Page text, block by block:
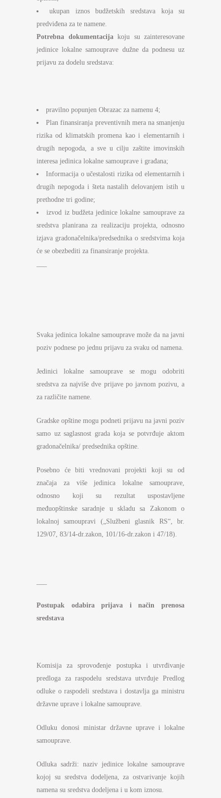
ukupan iznos budžetskih sredstava koja su
predviđena za te namene.
Potrebna dokumentacijakoju su zainteresovane
jedinice lokalne samouprave dužne da podnesu uz
prijavu za dodelu sredstava:
pravilno popunjen Obrazac za namenu 4;
Plan finansiranja preventivnih mera na smanjenju
rizika od klimatskih promena kao i elementarnih i
drugih nepogoda, a sve u cilju zaštite imovinskih
interesa jedinica lokalne samouprave i građana;
Informacija o učestalosti rizika od elementarnih i
drugih nepogoda i šteta nastalih delovanjem istih u
prethodne tri godine;
izvod iz budžeta jedinice lokalne samouprave za
sredstva planirana za realizaciju projekta, odnosno
izjava gradonačelnika/predsednika o sredstvima koja
će se obezbediti za finansiranje projekta.
Svaka jedinica lokalne samouprave može da na javni
poziv podnese po jednu prijavu za svaku od namena.
Jedinici lokalne samouprave se mogu odobriti
sredstva za najviše dve prijave po javnom pozivu, a
za različite namene.
Gradske opštine mogu podneti prijavu na javni poziv
samo uz saglasnost grada koja se potvrđuje aktom
gradonačelnika/ predsednika opštine.
Posebno će biti vrednovani projekti koji su od
značaja za više jedinica lokalne samouprave,
odnosno koji su rezultat uspostavljene
međuopštinske saradnje u skladu sa Zakonom o
lokalnoj samoupravi („Službeni glasnik RS“, br.
129/07, 83/14-dr.zakon, 101/16-dr.zakon i 47/18).
Postupak odabira prijava i način prenosa
sredstava
Komisija za sprovođenje postupka i utvrđivanje
predloga za raspodelu sredstava utvrđuje Predlog
odluke o raspodeli sredstava i dostavlja ga ministru
državne uprave i lokalne samouprave.
Odluku donosi ministar državne uprave i lokalne
samouprave.
Odluka sadrži: naziv jedinice lokalne samouprave
kojoj su sredstva dodeljena, za ostvarivanje kojih
namena su sredstva dodeljena i u kom iznosu.